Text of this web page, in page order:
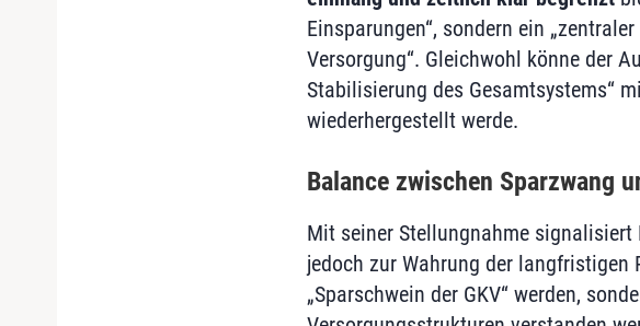
Einsparungen“, sondern ein
Versorgung“. Gleichwohl könne der
Stabilisierung des Gesamtsystems“
wiederhergestellt werde.
Balance zwischen Sparzwang
Mit seiner Stellungnahme
jedoch zur Wahrung der
„Sparschwein der GKV“ werden,